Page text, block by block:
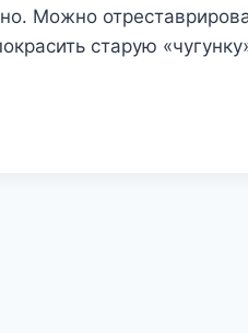
Можно
старую